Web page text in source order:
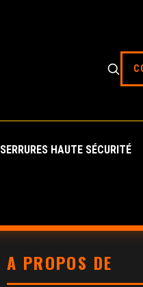
SERRURES HAUTE SÉCURITÉ
A PROPOS DE